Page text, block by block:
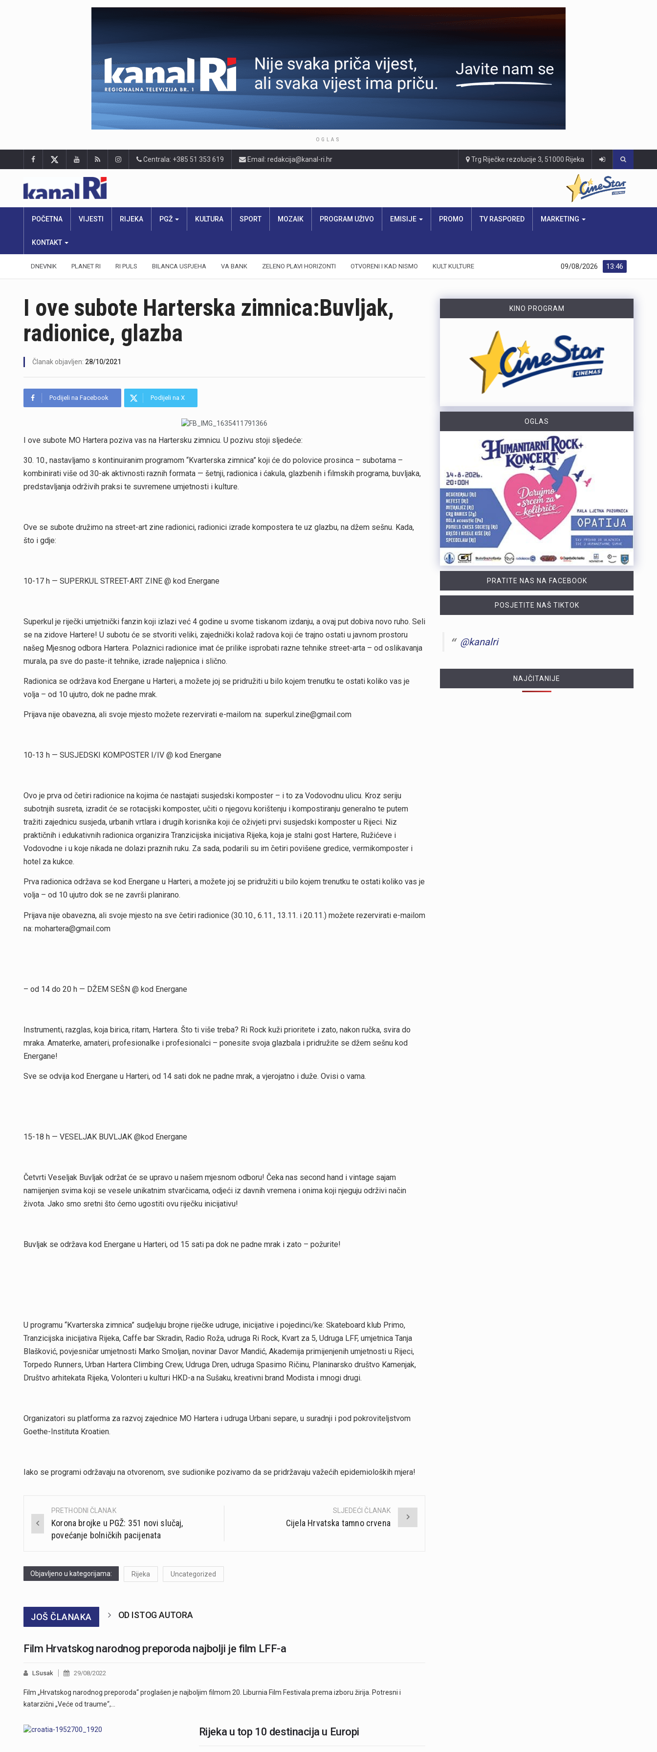
OGLAS
Centrala: +385 51 353 619 Email: redakcija@kanal-ri.hr Trg Riječke rezolucije 3, 51000 Rijeka
POČETNA VIJESTI RIJEKA PGŽ KULTURA SPORT MOZAIK PROGRAM UŽIVO EMISIJE PROMO TV RASPORED MARKETING
KONTAKT
DNEVNIK PLANET RI RI PULS BILANCA USPJEHA VA BANK ZELENO PLAVI HORIZONTI OTVORENI I KAD NISMO KULT KULTURE 13:46
09/08/2026
I ove subote Harterska zimnica:Buvljak,
radionice, glazba
Članak objavljen: 28/10/2021
Podijeli na Facebook Podijeli na X
I ove subote MO Hartera poziva vas na Hartersku zimnicu. U pozivu stoji sljedeće:
30. 10., nastavljamo s kontinuiranim programom “Kvarterska zimnica” koji će do polovice prosinca – subotama –
kombinirati više od 30-ak aktivnosti raznih formata — šetnji, radionica i ćakula, glazbenih i filmskih programa, buvljaka,
predstavljanja održivih praksi te suvremene umjetnosti i kulture.
Ove se subote družimo na street-art zine radionici, radionici izrade kompostera te uz glazbu, na džem sešnu. Kada,
što i gdje:
10-17 h — SUPERKUL STREET-ART ZINE @ kod Energane
Superkul je riječki umjetnički fanzin koji izlazi već 4 godine u svome tiskanom izdanju, a ovaj put dobiva novo ruho. Seli
se na zidove Hartere! U subotu će se stvoriti veliki, zajednički kolaž radova koji će trajno ostati u javnom prostoru
našeg Mjesnog odbora Hartera. Polaznici radionice imat će prilike isprobati razne tehnike street-arta – od oslikavanja
murala, pa sve do paste-it tehnike, izrade naljepnica i slično.
Radionica se održava kod Energane u Harteri, a možete joj se pridružiti u bilo kojem trenutku te ostati koliko vas je
volja – od 10 ujutro, dok ne padne mrak.
Prijava nije obavezna, ali svoje mjesto možete rezervirati e-mailom na: superkul.zine@gmail.com
10-13 h — SUSJEDSKI KOMPOSTER I/IV @ kod Energane
Ovo je prva od četiri radionice na kojima će nastajati susjedski komposter – i to za Vodovodnu ulicu. Kroz seriju
subotnjih susreta, izradit će se rotacijski komposter, učiti o njegovu korištenju i kompostiranju generalno te putem
tražiti zajednicu susjeda, urbanih vrtlara i drugih korisnika koji će oživjeti prvi susjedski komposter u Rijeci. Niz
praktičnih i edukativnih radionica organizira Tranzicijska inicijativa Rijeka, koja je stalni gost Hartere, Ružićeve i
Vodovodne i u koje nikada ne dolazi praznih ruku. Za sada, podarili su im četiri povišene gredice, vermikomposter i
hotel za kukce.
Prva radionica održava se kod Energane u Harteri, a možete joj se pridružiti u bilo kojem trenutku te ostati koliko vas je
volja – od 10 ujutro dok se ne završi planirano.
Prijava nije obavezna, ali svoje mjesto na sve četiri radionice (30.10., 6.11., 13.11. i 20.11.) možete rezervirati e-mailom
na: mohartera@gmail.com
– od 14 do 20 h — DŽEM SEŠN @ kod Energane
Instrumenti, razglas, koja birica, ritam, Hartera. Što ti više treba? Ri Rock kuži prioritete i zato, nakon ručka, svira do
mraka. Amaterke, amateri, profesionalke i profesionalci – ponesite svoja glazbala i pridružite se džem sešnu kod
Energane!
Sve se odvija kod Energane u Harteri, od 14 sati dok ne padne mrak, a vjerojatno i duže. Ovisi o vama.
15-18 h — VESELJAK BUVLJAK @kod Energane
Četvrti Veseljak Buvljak održat će se upravo u našem mjesnom odboru! Čeka nas second hand i vintage sajam
namijenjen svima koji se vesele unikatnim stvarčicama, odjeći iz davnih vremena i onima koji njeguju održivi način
života. Jako smo sretni što ćemo ugostiti ovu riječku inicijativu!
Buvljak se održava kod Energane u Harteri, od 15 sati pa dok ne padne mrak i zato – požurite!
U programu “Kvarterska zimnica” sudjeluju brojne riječke udruge, inicijative i pojedinci/ke: Skateboard klub Primo,
Tranzicijska inicijativa Rijeka, Caffe bar Skradin, Radio Roža, udruga Ri Rock, Kvart za 5, Udruga LFF, umjetnica Tanja
Blašković, povjesničar umjetnosti Marko Smoljan, novinar Davor Mandić, Akademija primijenjenih umjetnosti u Rijeci,
Torpedo Runners, Urban Hartera Climbing Crew, Udruga Dren, udruga Spasimo Ričinu, Planinarsko društvo Kamenjak,
Društvo arhitekata Rijeka, Volonteri u kulturi HKD-a na Sušaku, kreativni brand Modista i mnogi drugi.
Organizatori su platforma za razvoj zajednice MO Hartera i udruga Urbani separe, u suradnji i pod pokroviteljstvom
Goethe-Instituta Kroatien.
Iako se programi održavaju na otvorenom, sve sudionike pozivamo da se pridržavaju važećih epidemioloških mjera!
Post
navigation
PRETHODNI ČLANAK
Korona brojke u PGŽ: 351 novi slučaj,
povećanje bolničkih pacijenata
SLJEDEĆI ČLANAK
Cijela Hrvatska tamno crvena
Objavljeno u kategorijama: Rijeka Uncategorized
JOŠ ČLANAKA OD ISTOG AUTORA
Film Hrvatskog narodnog preporoda najbolji je film LFF-a
LSusak 29/08/2022
Film „Hrvatskog narodnog preporoda“ proglašen je najboljim filmom 20. Liburnia Film Festivala prema izboru žirija. Potresni i
katarzični „Veće od traume“,…
Rijeka u top 10 destinacija u Europi
KINO PROGRAM
OGLAS
PRATITE NAS NA FACEBOOK
POSJETITE NAŠ TIKTOK
@kanalri
NAJČITANIJE